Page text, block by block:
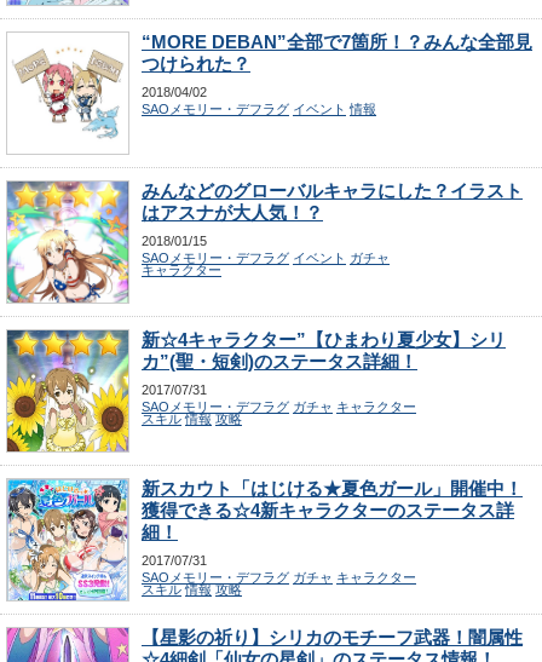
“MORE DEBAN”全部で7箇所！？みんな全部見
つけられた？
2018/04/02
SAOメモリー・デフラグ イベント 情報
みんなどのグローバルキャラにした？イラスト
はアスナが大人気！？
2018/01/15
SAOメモリー・デフラグ イベント ガチャ
キャラクター
新☆4キャラクター”【ひまわり夏少女】シリ
カ”(聖・短剣)のステータス詳細！
2017/07/31
SAOメモリー・デフラグ ガチャ キャラクター
スキル 情報 攻略
新スカウト「はじける★夏色ガール」開催中！
獲得できる☆4新キャラクターのステータス詳
細！
2017/07/31
SAOメモリー・デフラグ ガチャ キャラクター
スキル 情報 攻略
【星影の祈り】シリカのモチーフ武器！闇属性